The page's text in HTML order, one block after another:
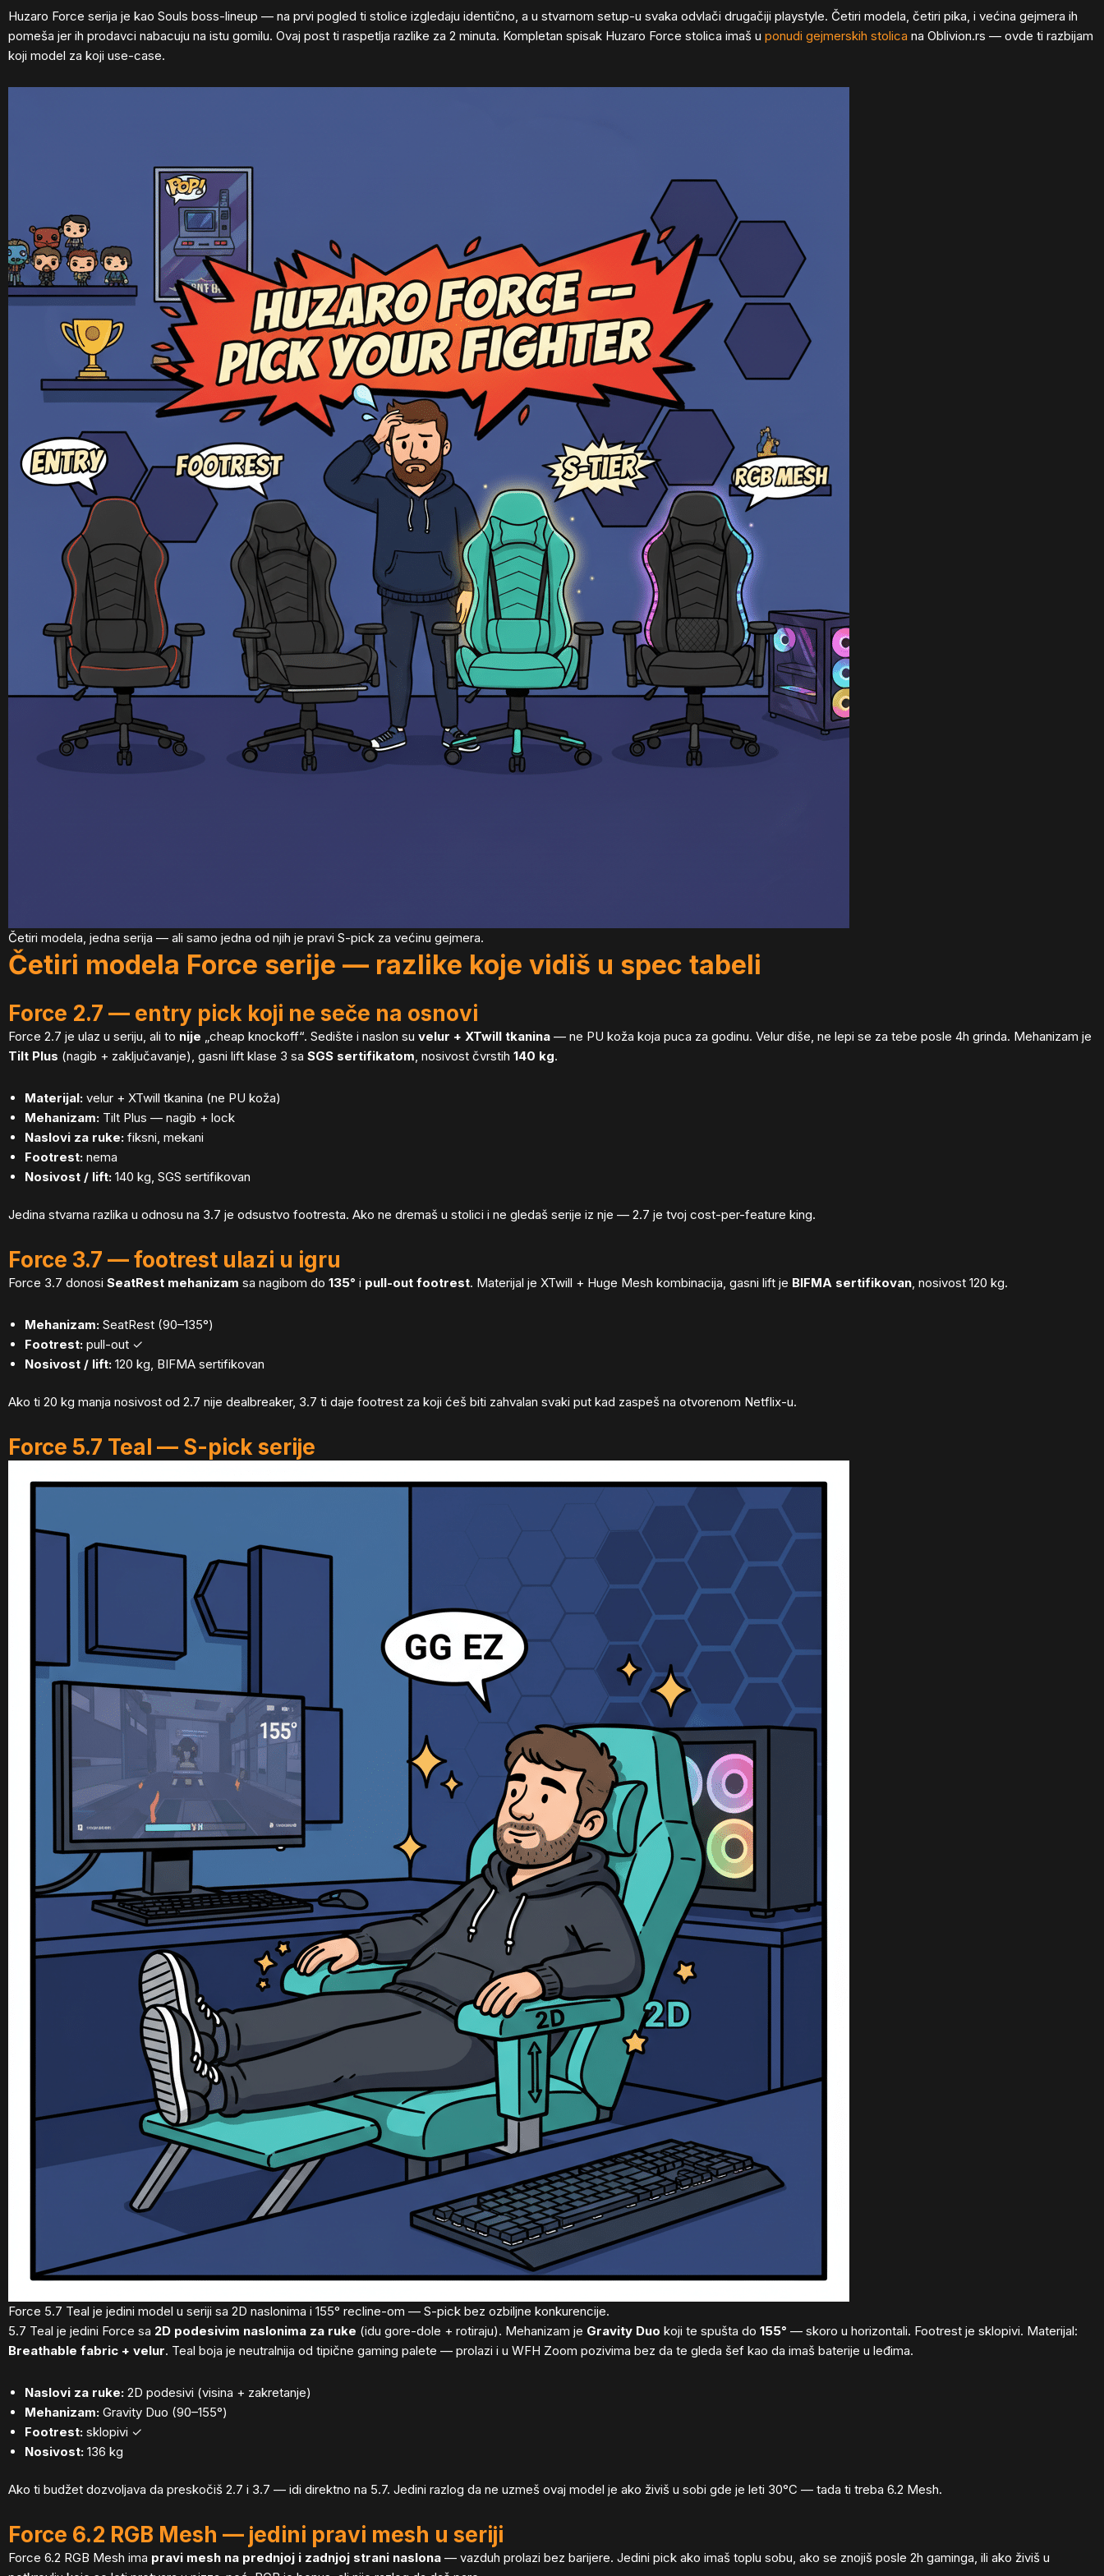
Huzaro Force serija je kao Souls boss-lineup — na prvi pogled ti stolice izgledaju identično, a u stvarnom setup-u svaka odvlači drugačiji playstyle. Četiri modela, četiri pika, i većina gejmera ih
pomeša jer ih prodavci nabacuju na istu gomilu. Ovaj post ti raspetlja razlike za 2 minuta. Kompletan spisak Huzaro Force stolica imaš u ponudi gejmerskih stolica na Oblivion.rs — ovde ti razbijam
koji model za koji use-case.
Četiri modela, jedna serija — ali samo jedna od njih je pravi S-pick za većinu gejmera.
Četiri modela Force serije — razlike koje vidiš u spec tabeli
Force 2.7 — entry pick koji ne seče na osnovi
Force 2.7 je ulaz u seriju, ali to nije „cheap knockoff“. Sedište i naslon su velur + XTwill tkanina — ne PU koža koja puca za godinu. Velur diše, ne lepi se za tebe posle 4h grinda. Mehanizam je
Tilt Plus (nagib + zaključavanje), gasni lift klase 3 sa SGS sertifikatom, nosivost čvrstih 140 kg.
Materijal: velur + XTwill tkanina (ne PU koža)
Mehanizam: Tilt Plus — nagib + lock
Naslovi za ruke: fiksni, mekani
Footrest: nema
Nosivost / lift: 140 kg, SGS sertifikovan
Jedina stvarna razlika u odnosu na 3.7 je odsustvo footresta. Ako ne dremaš u stolici i ne gledaš serije iz nje — 2.7 je tvoj cost-per-feature king.
Force 3.7 — footrest ulazi u igru
Force 3.7 donosi SeatRest mehanizam sa nagibom do 135° i pull-out footrest. Materijal je XTwill + Huge Mesh kombinacija, gasni lift je BIFMA sertifikovan, nosivost 120 kg.
Mehanizam: SeatRest (90–135°)
Footrest: pull-out ✓
Nosivost / lift: 120 kg, BIFMA sertifikovan
Ako ti 20 kg manja nosivost od 2.7 nije dealbreaker, 3.7 ti daje footrest za koji ćeš biti zahvalan svaki put kad zaspeš na otvorenom Netflix-u.
Force 5.7 Teal — S-pick serije
Force 5.7 Teal je jedini model u seriji sa 2D naslonima i 155° recline-om — S-pick bez ozbiljne konkurencije.
5.7 Teal je jedini Force sa 2D podesivim naslonima za ruke (idu gore-dole + rotiraju). Mehanizam je Gravity Duo koji te spušta do 155° — skoro u horizontali. Footrest je sklopivi. Materijal:
Breathable fabric + velur. Teal boja je neutralnija od tipične gaming palete — prolazi i u WFH Zoom pozivima bez da te gleda šef kao da imaš baterije u leđima.
Naslovi za ruke: 2D podesivi (visina + zakretanje)
Mehanizam: Gravity Duo (90–155°)
Footrest: sklopivi ✓
Nosivost: 136 kg
Ako ti budžet dozvoljava da preskočiš 2.7 i 3.7 — idi direktno na 5.7. Jedini razlog da ne uzmeš ovaj model je ako živiš u sobi gde je leti 30°C — tada ti treba 6.2 Mesh.
Force 6.2 RGB Mesh — jedini pravi mesh u seriji
Force 6.2 RGB Mesh ima pravi mesh na prednjoj i zadnjoj strani naslona — vazduh prolazi bez barijere. Jedini pick ako imaš toplu sobu, ako se znojiš posle 2h gaminga, ili ako živiš u